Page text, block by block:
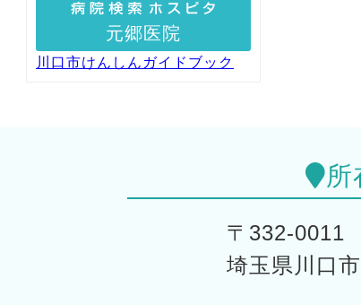
元郷医院
川口市けんしんガイドブック
所
〒332-0011
埼玉県川口